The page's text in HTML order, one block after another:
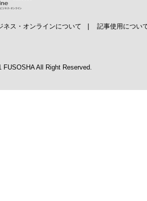
ネス・オンラインについて | 記事使用につい
FUSOSHA All Right Reserved.